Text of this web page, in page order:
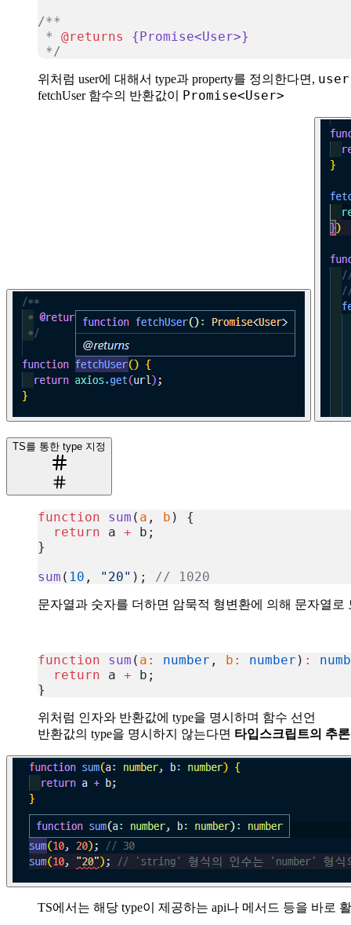
/**
* @returns
{Promise<User>}
*/
위처럼 user에 대해서 type과 property를 정의한다면,
fetchUser 함수의 반환값이 Promise<User>
TS를 통한 type 지정
function sum ( a , b ) {
  return
a + b;
}
sum ( 10 , "20" ); // 1020
문자열과 숫자를 더하면 암묵적 형변환에 의해 문자열로
function sum ( a : number , b : number ) :
  return
a + b;
}
위처럼 인자와 반환값에 type을 명시하며 함수 선언
반환값의 type을 명시하지 않는다면 타입스크립트의 추론
TS에서는 해당 type이 제공하는 api나 메서드 등을 바로